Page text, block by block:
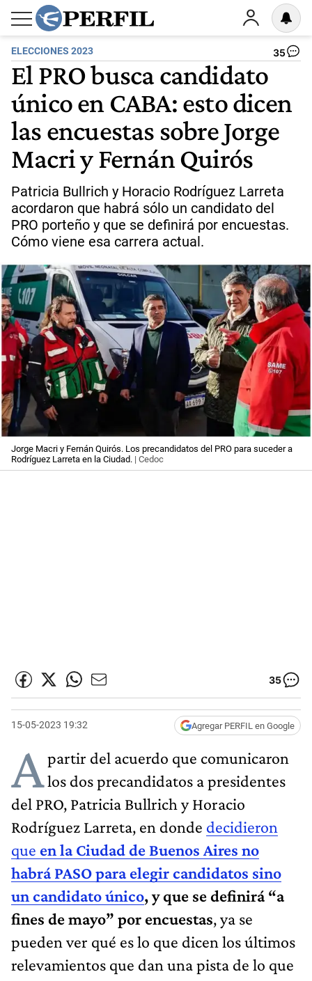
ELECCIONES 2023 35
El PRO busca candidato
único en CABA: esto dicen
las encuestas sobre Jorge
Macri y Fernán Quirós
Patricia Bullrich y Horacio Rodríguez Larreta
acordaron que habrá sólo un candidato del
PRO porteño y que se definirá por encuestas.
Cómo viene esa carrera actual.
Jorge Macri y Fernán Quirós. Los precandidatos del PRO para suceder a
Rodríguez Larreta en la Ciudad. | Cedoc
35
15-05-2023 19:32 Agregar PERFIL en Google
Apartir del acuerdo que comunicaron
los dos precandidatos a presidentes
del PRO, Patricia Bullrich y Horacio
Rodríguez Larreta, en donde decidieron
que en la Ciudad de Buenos Aires no
habrá PASO para elegir candidatos sino
un candidato único, y que se definirá “a
fines de mayo” por encuestas, ya se
pueden ver qué es lo que dicen los últimos
relevamientos que dan una pista de lo que